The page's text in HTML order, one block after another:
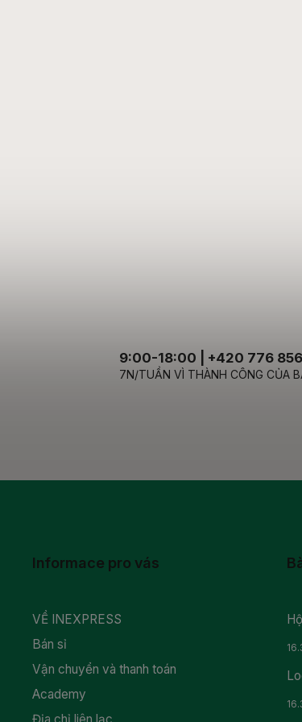
9:00-18:00 | +420 776
7N/TUẦN VÌ THÀNH CÔNG CỦA
Informace pro vás
VỀ INEXPRESS
Bán sỉ
Vận chuyển và thanh toán
Academy